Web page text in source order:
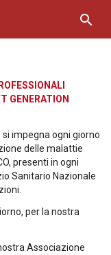
search
GENERATION
si impegna ogni giorno
delle malattie
presenti in ogni
Sanitario Nazionale
per la nostra
Associazione